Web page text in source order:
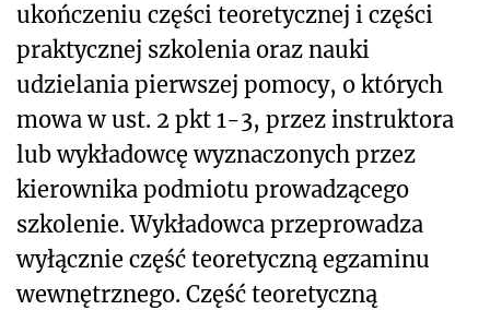
ukończeniu części teoretycznej i części
praktycznej szkolenia oraz nauki
udzielania pierwszej pomocy, o których
mowa w ust. 2 pkt 1-3, przez instruktora
lub wykładowcę wyznaczonych przez
kierownika podmiotu prowadzącego
szkolenie. Wykładowca przeprowadza
wyłącznie część teoretyczną egzaminu
wewnętrznego. Część teoretyczną